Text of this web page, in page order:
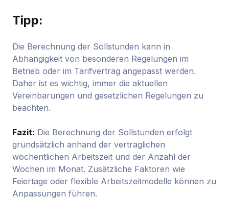
Tipp:
Die Berechnung der Sollstunden kann in
Abhängigkeit von besonderen Regelungen im
Betrieb oder im Tarifvertrag angepasst werden.
Daher ist es wichtig, immer die aktuellen
Vereinbarungen und gesetzlichen Regelungen zu
beachten.
Fazit: Die Berechnung der Sollstunden erfolgt
grundsätzlich anhand der vertraglichen
wöchentlichen Arbeitszeit und der Anzahl der
Wochen im Monat. Zusätzliche Faktoren wie
Feiertage oder flexible Arbeitszeitmodelle können zu
Anpassungen führen.